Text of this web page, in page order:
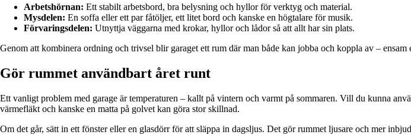
Arbetshörnan: Ett stabilt arbetsbord, bra belysning och hyllor för verktyg och material.
Mysdelen: En soffa eller ett par fåtöljer, ett litet bord och kanske en högtalare för musik.
Förvaringsdelen: Utnyttja väggarna med krokar, hyllor och lådor så att allt har sin plats.
Genom att kombinera ordning och trivsel blir garaget ett rum där man både kan jobba och koppla av – ensam
Gör rummet användbart året runt
Ett vanligt problem med garage är temperaturen – kallt på vintern och varmt på sommaren. Vill du kunna
värmefläkt och kanske en matta på golvet kan göra stor skillnad.
Om det går, sätt in ett fönster eller en glasdörr för att släppa in dagsljus. Det gör rummet ljusare och mer